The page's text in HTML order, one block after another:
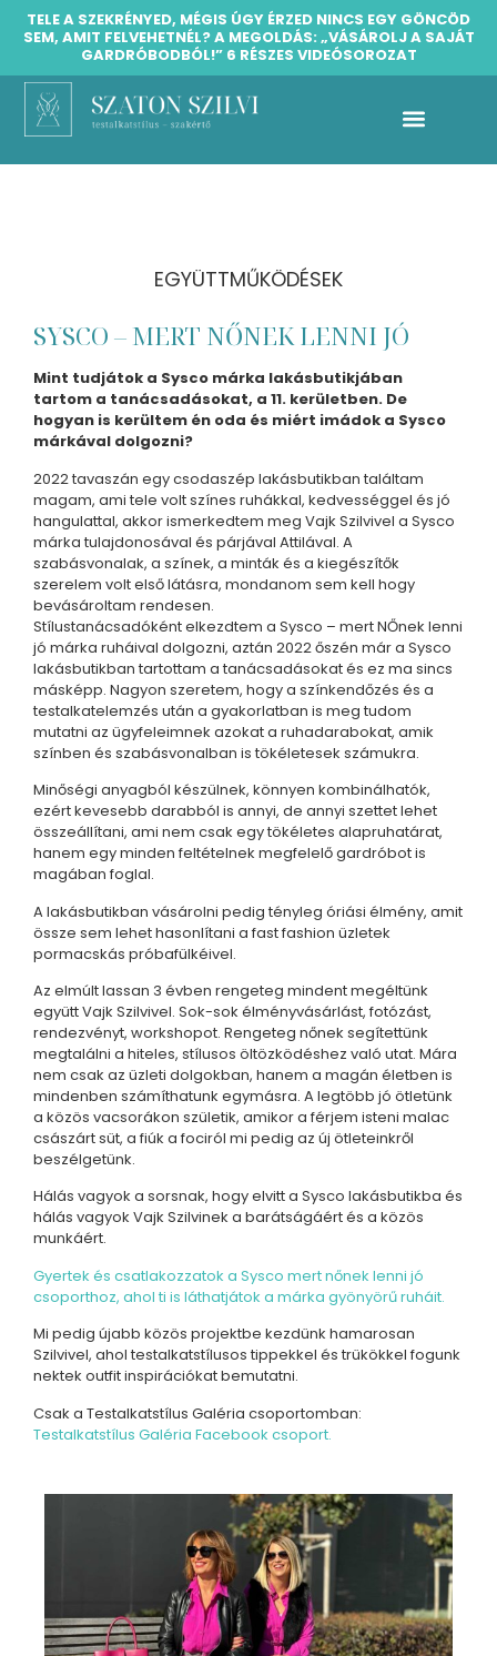
TELE A SZEKRÉNYED, MÉGIS ÚGY ÉRZED NINCS EGY GÖNCÖD
SEM, AMIT FELVEHETNÉL? A MEGOLDÁS: „VÁSÁROLJ A SAJÁT
GARDRÓBODBÓL!” 6 RÉSZES VIDEÓSOROZAT
EGYÜTTMŰKÖDÉSEK
SYSCO – MERT NŐNEK LENNI JÓ
Mint tudjátok a Sysco márka lakásbutikjában
tartom a tanácsadásokat, a 11. kerületben. De
hogyan is kerültem én oda és miért imádok a Sysco
márkával dolgozni?
2022 tavaszán egy csodaszép lakásbutikban találtam
magam, ami tele volt színes ruhákkal, kedvességgel és jó
hangulattal, akkor ismerkedtem meg Vajk Szilvivel a Sysco
márka tulajdonosával és párjával Attilával. A
szabásvonalak, a színek, a minták és a kiegészítők
szerelem volt első látásra, mondanom sem kell hogy
bevásároltam rendesen.
Stílustanácsadóként elkezdtem a Sysco – mert NŐnek lenni
jó márka ruháival dolgozni, aztán 2022 őszén már a Sysco
lakásbutikban tartottam a tanácsadásokat és ez ma sincs
másképp. Nagyon szeretem, hogy a színkendőzés és a
testalkatelemzés után a gyakorlatban is meg tudom
mutatni az ügyfeleimnek azokat a ruhadarabokat, amik
színben és szabásvonalban is tökéletesek számukra.
Minőségi anyagból készülnek, könnyen kombinálhatók,
ezért kevesebb darabból is annyi, de annyi szettet lehet
összeállítani, ami nem csak egy tökéletes alapruhatárat,
hanem egy minden feltételnek megfelelő gardróbot is
magában foglal.
A lakásbutikban vásárolni pedig tényleg óriási élmény, amit
össze sem lehet hasonlítani a fast fashion üzletek
pormacskás próbafülkéivel.
Az elmúlt lassan 3 évben rengeteg mindent megéltünk
együtt Vajk Szilvivel. Sok-sok élményvásárlást, fotózást,
rendezvényt, workshopot. Rengeteg nőnek segítettünk
megtalálni a hiteles, stílusos öltözködéshez való utat. Mára
nem csak az üzleti dolgokban, hanem a magán életben is
mindenben számíthatunk egymásra. A legtöbb jó ötletünk
a közös vacsorákon születik, amikor a férjem isteni malac
császárt süt, a fiúk a fociról mi pedig az új ötleteinkről
beszélgetünk.
Hálás vagyok a sorsnak, hogy elvitt a Sysco lakásbutikba és
hálás vagyok Vajk Szilvinek a barátságáért és a közös
munkáért.
Gyertek és csatlakozzatok a Sysco mert nőnek lenni jó
csoporthoz, ahol ti is láthatjátok a márka gyönyörű ruháit.
Mi pedig újabb közös projektbe kezdünk hamarosan
Szilvivel, ahol testalkatstílusos tippekkel és trükökkel fogunk
nektek outfit inspirációkat bemutatni.
Csak a Testalkatstílus Galéria csoportomban:
Testalkatstílus Galéria Facebook csoport.